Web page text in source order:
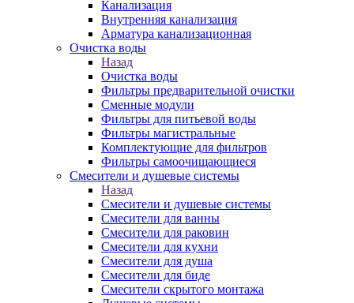
Канализация
Внутренняя канализация
Арматура канализационная
Очистка воды
Назад
Очистка воды
Фильтры предварительной очистки
Сменные модули
Фильтры для питьевой воды
Фильтры магистральные
Комплектующие для фильтров
Фильтры самоочищающиеся
Смесители и душевые системы
Назад
Смесители и душевые системы
Смесители для ванны
Смесители для раковин
Смесители для кухни
Смесители для душа
Смесители для биде
Смесители скрытого монтажа